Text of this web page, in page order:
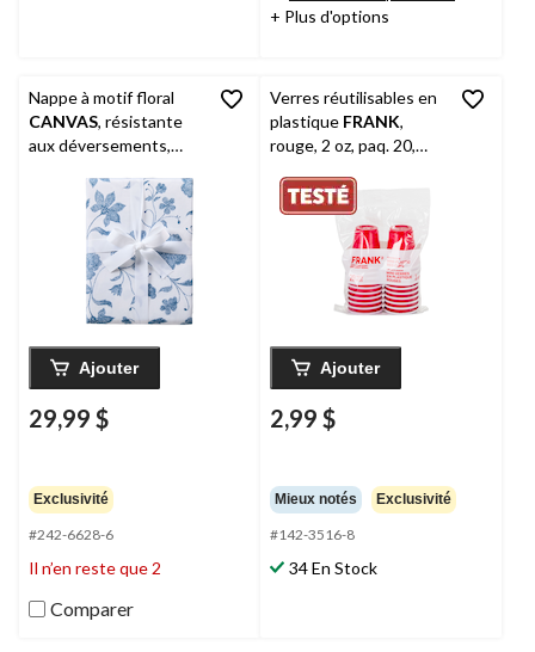
+ Plus d'options
Nappe à motif floral
CANVAS, résistante
aux déversements,
Ajouter
29,99 $
Exclusivité
#242-6628-6
Il n’en reste que 2
Comparer
Verres réutilisables en
plastique FRANK,
rouge, 2 oz, paq. 20,
Canada/Noël/remise de
diplômes
Ajouter
2,99 $
Mieux notés Exclusivité
#142-3516-8
34 En Stock